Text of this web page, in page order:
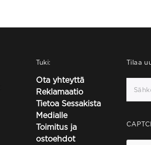
Tuki:
Ota yhteyttä
Reklamaatio
Tietoa Sessakista
Medialle
Toimitus ja
ostoehdot
Tilaa